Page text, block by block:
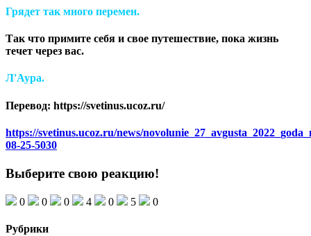
Грядет так много перемен.
Так что примите себя и свое путешествие, пока жизнь
течет через вас.
Л'Аура.
Перевод: https://svetinus.ucoz.ru/
https://svetinus.ucoz.ru/news/
08-25-5030
Выберите свою реакцию!
0 0 0 4 0 5 0
Рубрики